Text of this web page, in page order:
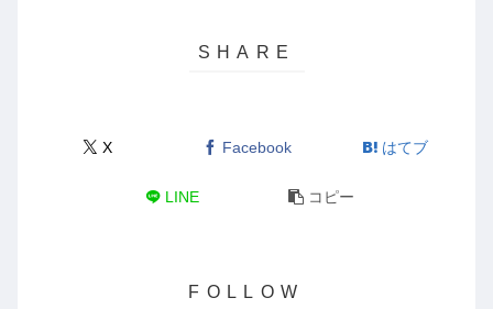
X Facebook はてブ
LINE コピー